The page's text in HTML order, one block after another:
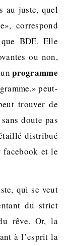
au juste, quel
correspond
BDE. Elle
ou non,
unprogramme
peut-
trouver de
doute pas
distribué
et le
qui se veut
du strict
rêve. Or, la
à l’esprit la